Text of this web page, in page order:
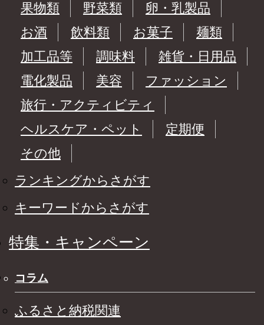
果物類
野菜類
卵・乳製品
お酒
飲料類 お菓子
麺類
加工品等
調味料
雑貨・日用品
電化製品
美容
ファッション
旅行・アクティビティ
ヘルスケア・ペット
定期便
その他
ランキングからさがす
キーワードからさがす
特集・キャンペーン
コラム
ふるさと納税関連